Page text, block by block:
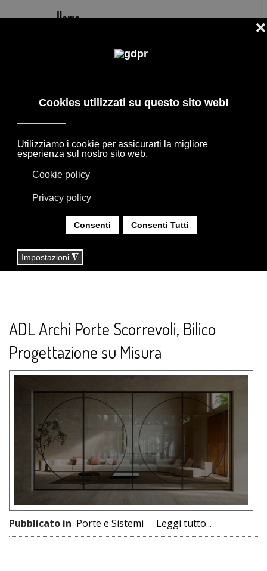
ITALIA, DE PADOVA, MAXALTO, FLEXFORM,
MOOOI, TAPPETI E TESSUTI MISSONI, LORO
PIANA, SOCIETY LIMONTA. ILLUMINAZIONE
SEI QUI:HOME
ADL Archi Porte Scorrevoli, Bilico
Progettazione su Misura
Pubblicato in Porte e Sistemi Leggi tutto...